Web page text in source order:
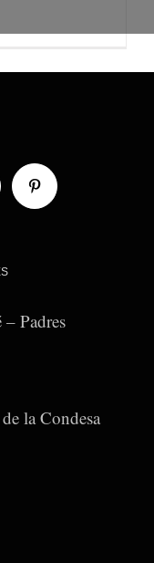
Padres
la Condesa